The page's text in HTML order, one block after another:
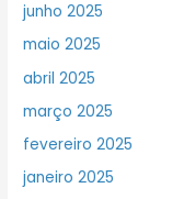
junho 2025
maio 2025
abril 2025
março 2025
fevereiro 2025
janeiro 2025